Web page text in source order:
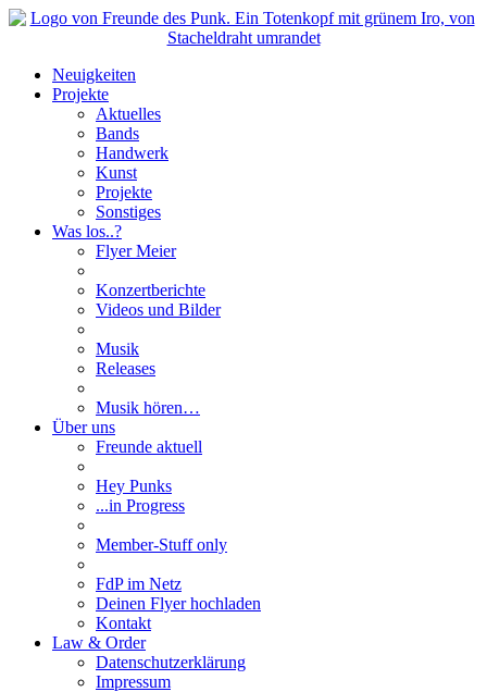
Neuigkeiten
Projekte
Aktuelles
Bands
Handwerk
Kunst
Projekte
Sonstiges
Was los..?
Flyer Meier
Konzertberichte
Videos und Bilder
Musik
Releases
Musik hören…
Über uns
Freunde aktuell
Hey Punks
...in Progress
Member-Stuff only
FdP im Netz
Deinen Flyer hochladen
Kontakt
Law & Order
Datenschutzerklärung
Impressum